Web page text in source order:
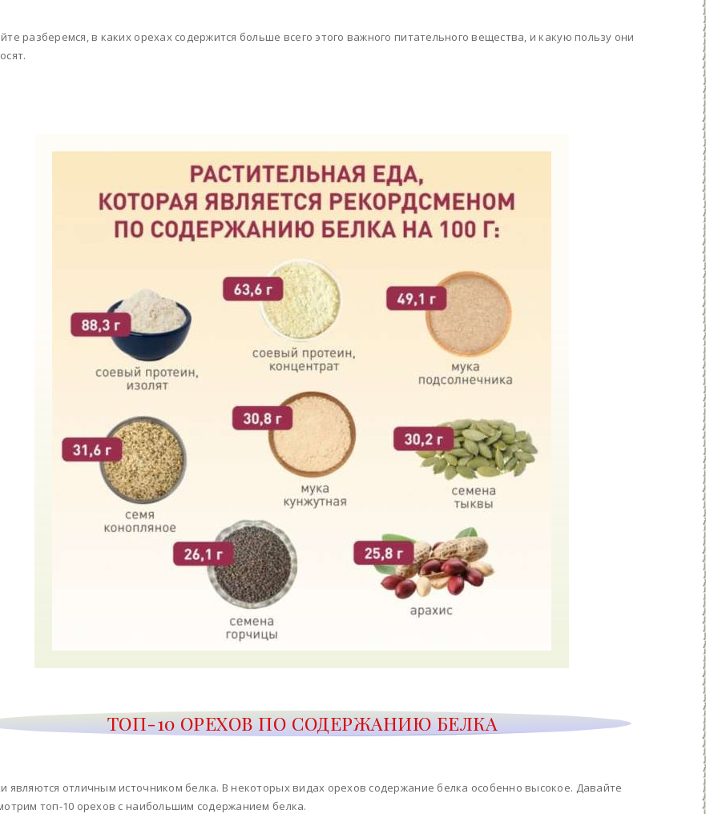
разберемся, в каких орехах содержится больше всего этого важного питательного вещества, и какую пользу они
ТОП-10 ОРЕХОВ ПО СОДЕРЖАНИЮ БЕЛКА
являются отличным источником белка. В некоторых видах орехов содержание белка особенно высокое. Давайте
топ-10 орехов с наибольшим содержанием белка.